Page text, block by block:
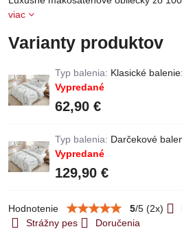
viac
Varianty produktov
Typ balenia: Klasické
Vypredané
62,90 €
Typ balenia: Darčekové
Vypredané
129,90 €
Hodnotenie 5/5 (2x)
Strážny pes
Doručenia